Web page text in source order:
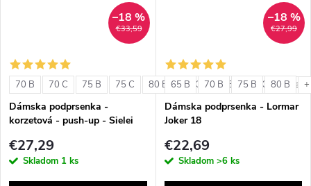
€33,59
–18 %
70 B 70 C 75 B 75 C 80 B 80 C 85 B 85 C +
Dámska podprsenka -
korzetová - push-up - Sielei
€27,29
Skladom 1 ks
€27,99
–18 %
65 B 70 B 75 B 80 B
Dámska podprsenka - Lormar
Joker 18
€22,69
Skladom >6 ks